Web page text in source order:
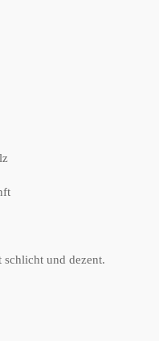
und dezent.